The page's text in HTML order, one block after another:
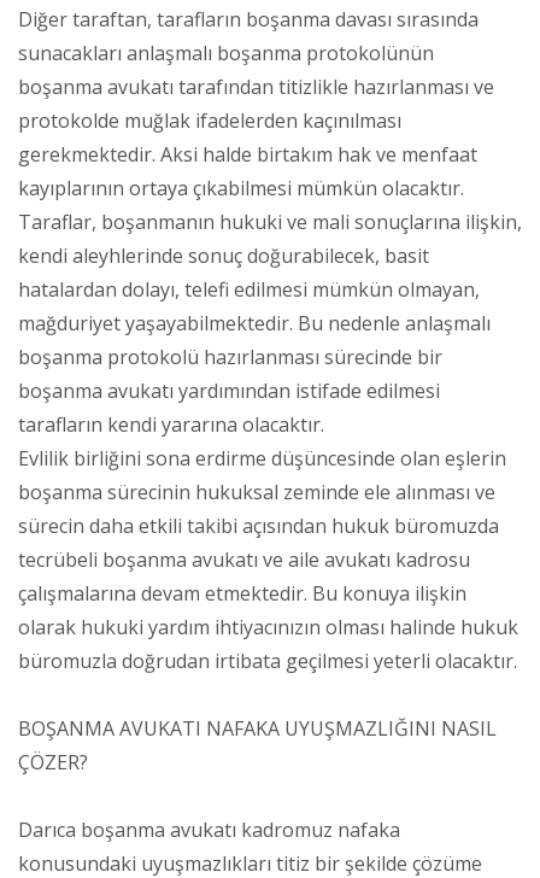
Diğer taraftan, tarafların boşanma davası sırasında
sunacakları anlaşmalı boşanma protokolünün
boşanma avukatı tarafından titizlikle hazırlanması ve
protokolde muğlak ifadelerden kaçınılması
gerekmektedir. Aksi halde birtakım hak ve menfaat
kayıplarının ortaya çıkabilmesi mümkün olacaktır.
Taraflar, boşanmanın hukuki ve mali sonuçlarına ilişkin,
kendi aleyhlerinde sonuç doğurabilecek, basit
hatalardan dolayı, telefi edilmesi mümkün olmayan,
mağduriyet yaşayabilmektedir. Bu nedenle anlaşmalı
boşanma protokolü hazırlanması sürecinde bir
boşanma avukatı yardımından istifade edilmesi
tarafların kendi yararına olacaktır.
Evlilik birliğini sona erdirme düşüncesinde olan eşlerin
boşanma sürecinin hukuksal zeminde ele alınması ve
sürecin daha etkili takibi açısından hukuk büromuzda
tecrübeli boşanma avukatı ve aile avukatı kadrosu
çalışmalarına devam etmektedir. Bu konuya ilişkin
olarak hukuki yardım ihtiyacınızın olması halinde hukuk
büromuzla doğrudan irtibata geçilmesi yeterli olacaktır.
BOŞANMA AVUKATI NAFAKA UYUŞMAZLIĞINI NASIL
ÇÖZER?
Darıca boşanma avukatı kadromuz nafaka
konusundaki uyuşmazlıkları titiz bir şekilde çözüme